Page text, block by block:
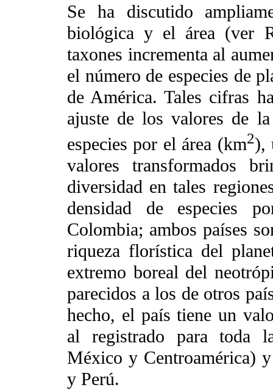
Se ha discutido
biológica y el área (ver
taxones incrementa al
el número de especies de
de América. Tales cifras
ajuste de los valores de
especies por el área (km2),
valores transformados
diversidad en tales
densidad de especies
Colombia; ambos países
riqueza florística del
extremo boreal del
parecidos a los de otros
hecho, el país tiene un
al registrado para toda
México y Centroamérica)
y Perú.